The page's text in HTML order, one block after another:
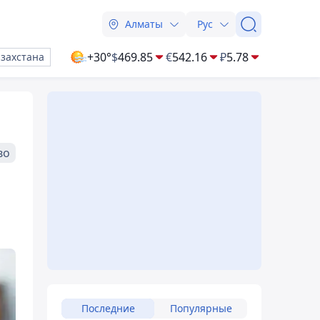
Алматы Рус
+30°$469.85 €542.16 ₽5.78
Последние Популярные